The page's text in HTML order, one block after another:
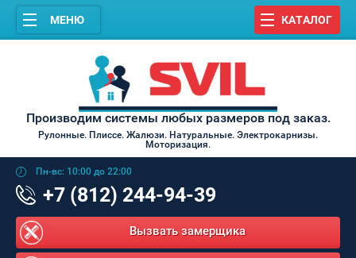
МЕНЮ КАТАЛОГ
Производим системы любых размеров под заказ.
Рулонные. Плиссе. Жалюзи. Натуральные. Электрокарнизы.
Моторизация.
Пн-вс: 10:00 до 22:00
+7 (812) 244-94-39
Вызвать замерщика